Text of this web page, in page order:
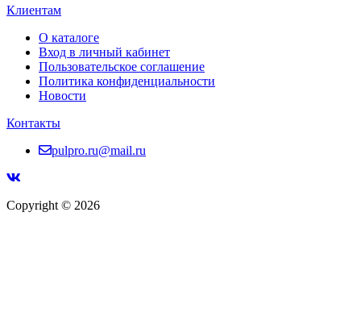
Клиентам
О каталоге
Вход в личный кабинет
Пользовательское соглашение
Политика конфиденциальности
Новости
Контакты
pulpro.ru@mail.ru
Copyright © 2026